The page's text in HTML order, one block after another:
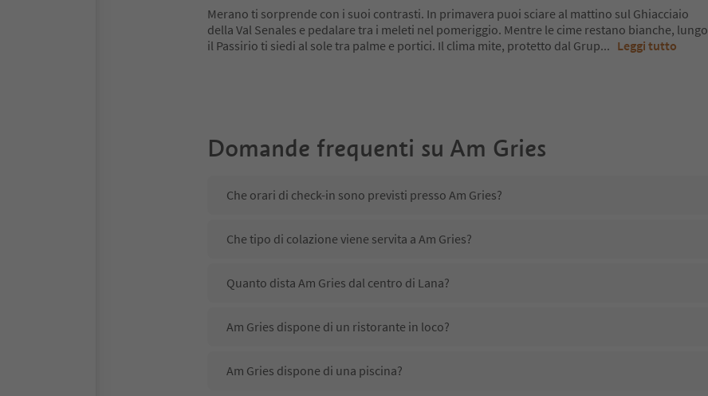
Merano ti sorprende con i suoi contrasti. In primavera puoi sciare al mattino sul Ghiacciaio
della Val Senales e pedalare tra i meleti nel pomeriggio. Mentre le cime restano bianche, lungo
il Passirio ti siedi al sole tra palme e portici. Il clima mite, protetto dal Grup... Leggi tutto
Domande frequenti su Am Gries
Che orari di check-in sono previsti presso Am Gries?
Che tipo di colazione viene servita a Am Gries?
Quanto dista Am Gries dal centro di Lana?
Am Gries dispone di un ristorante in loco?
Am Gries dispone di una piscina?